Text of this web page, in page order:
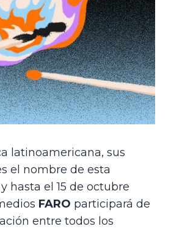
latinoamericana, sus
el nombre de esta
hasta el 15 de octubre
FARO participará de
entre todos los